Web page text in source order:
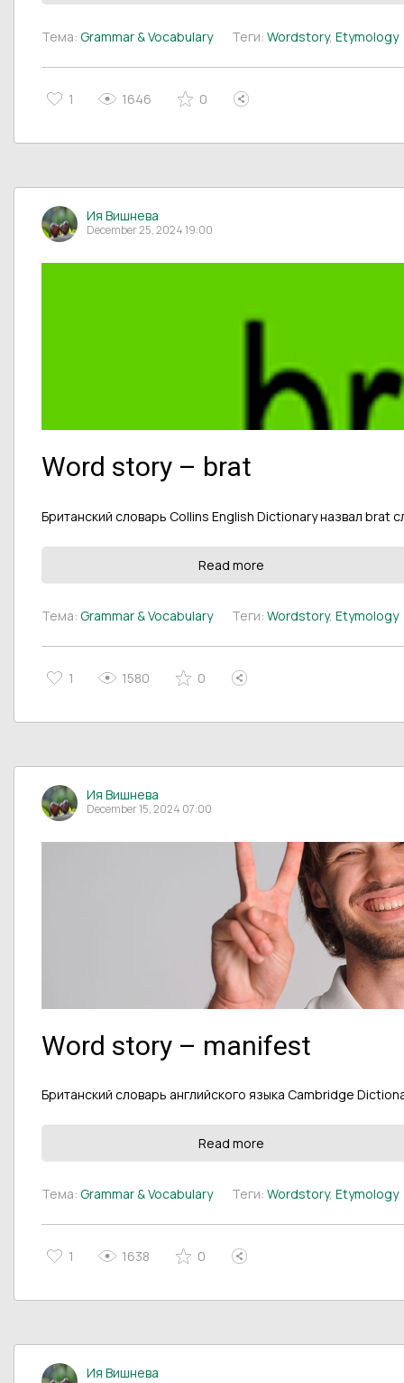
Тема: Grammar & VocabularyТеги: Wordstory, Etymology
1 1646 0
Ия Вишнева
December 25, 2024 19:00
Word story – brat
Британский словарь Collins English Dictionary назвал brat
Read more
Тема: Grammar & VocabularyТеги: Wordstory, Etymology
1 1580 0
Ия Вишнева
December 15, 2024 07:00
Word story – manifest
Британский словарь английского языка Cambridge
Read more
Тема: Grammar & VocabularyТеги: Wordstory, Etymology
1 1638 0
Ия Вишнева